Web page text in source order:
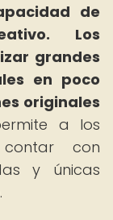
de
Los
grandes
en poco
originales
a los
con
y únicas